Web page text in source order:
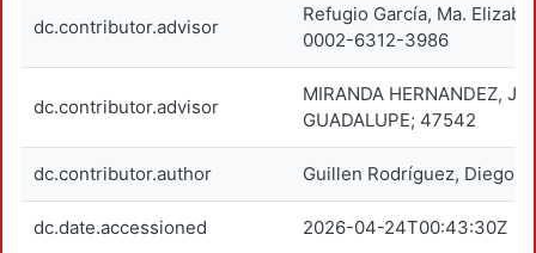
dc.contributor.advisor
Refugio García, Ma.
0002-6312-3986
dc.contributor.advisor
MIRANDA HERNANDEZ,
GUADALUPE; 47542
dc.contributor.author Guillen Rodríguez, Diego
dc.date.accessioned 2026-04-24T00:43:30Z